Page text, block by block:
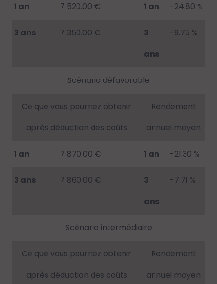
1 an 7 520.00 € 1 an -24.80 %
3 ans 7 350.00 €
3
ans
-9.75 %
Scénario défavorable
Ce que vous pourriez obtenir
après déduction des coûts
Rendement
annuel moyen
1 an 7 870.00 € 1 an -21.30 %
3 ans 7 860.00 €
3
ans
-7.71 %
Scénario intermédiaire
Ce que vous pourriez obtenir
après déduction des coûts
Rendement
annuel moyen